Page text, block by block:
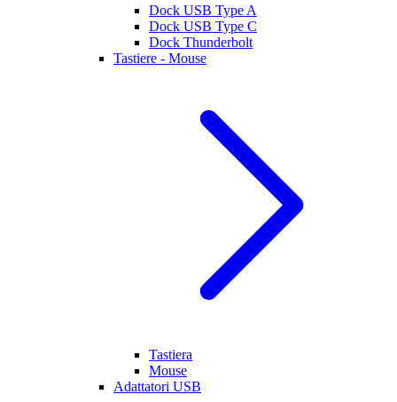
Dock USB Type A
Dock USB Type C
Dock Thunderbolt
Tastiere - Mouse
Tastiera
Mouse
Adattatori USB